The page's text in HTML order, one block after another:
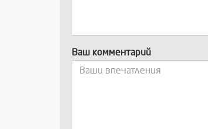
Ваш комментарий